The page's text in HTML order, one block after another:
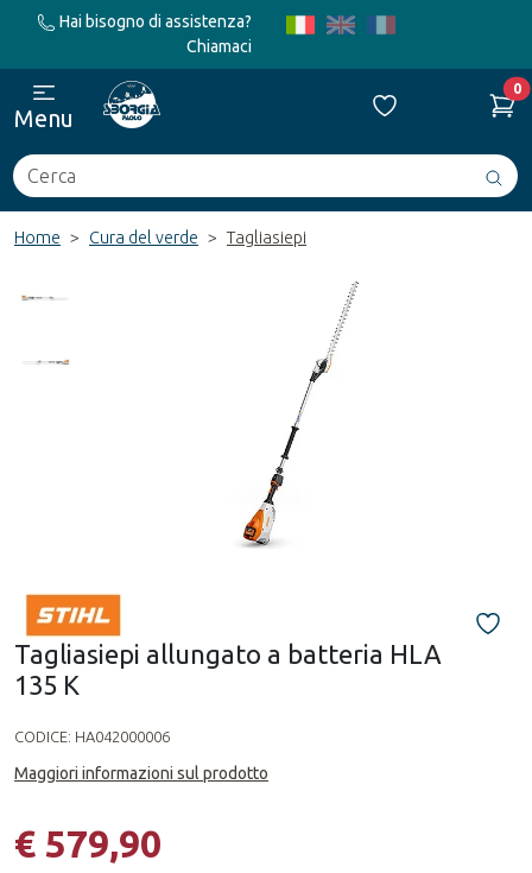
Hai bisogno di assistenza?
Chiamaci
Cerca
0
Menu
Home Cura del verde Tagliasiepi
Tagliasiepi allungato a batteria HLA
135 K
CODICE: HA042000006
Maggiori informazioni sul prodotto
€ 579,90